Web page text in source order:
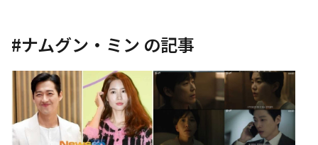
#ナムグン・ミン の記事